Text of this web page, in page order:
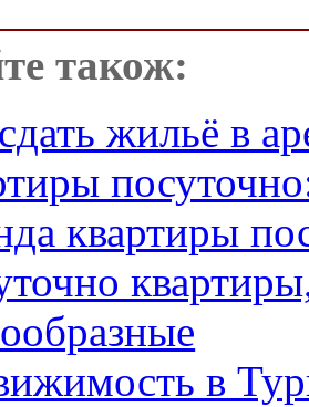
також:
жильё в
квартиры
в